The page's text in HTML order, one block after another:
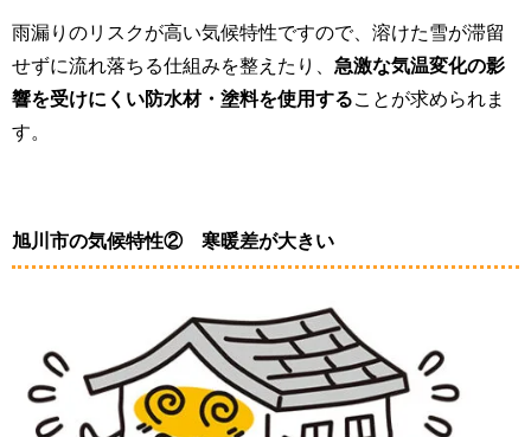
雨漏りのリスクが高い気候特性ですので、溶けた雪が滞留
せずに流れ落ちる仕組みを整えたり、 急激な気温変化の影
響を受けにくい防水材・塗料を使用することが求められま
す。
旭川市の気候特性② 寒暖差が大きい